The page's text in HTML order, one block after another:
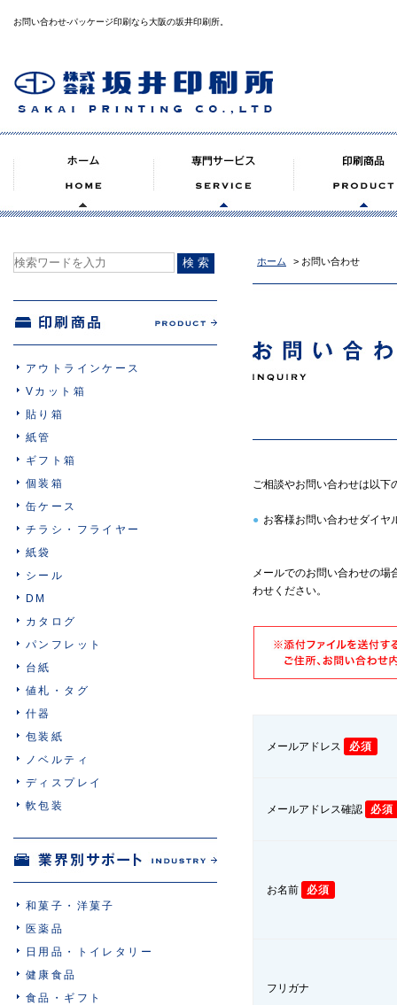
お問い合わせ‐パッケージ印刷なら大阪の坂井印刷所。
アウトラインケース
Vカット箱
貼り箱
紙管
ギフト箱
個装箱
缶ケース
チラシ・フライヤー
紙袋
シール
DM
カタログ
パンフレット
台紙
値札・タグ
什器
包装紙
ノベルティ
ディスプレイ
軟包装
和菓子・洋菓子
医薬品
日用品・トイレタリー
健康食品
食品・ギフト
ホーム > お問い合わせ
ご相談やお問い合わせは以下
● お客様お問い合わせダイヤ
メールでのお問い合わせの
わせください。
メールアドレス 必須
メールアドレス確認 必須
お名前 必須
フリガナ